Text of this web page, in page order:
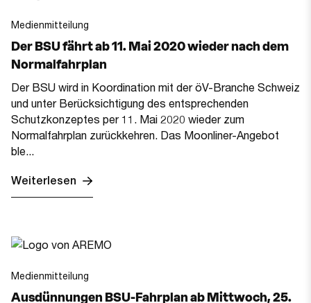
Der BSU fährt ab 11. Mai 2020 wieder nach dem
Normalfahrplan
Medienmitteilung
Der BSU wird in Koordination mit der öV-Branche Schweiz
und unter Berücksichtigung des entsprechenden
Schutzkonzeptes per 11. Mai 2020 wieder zum
Normalfahrplan zurückkehren. Das Moonliner-Angebot
ble...
Weiterlesen
Ausdünnungen BSU-Fahrplan ab Mittwoch, 25.
Medienmitteilung